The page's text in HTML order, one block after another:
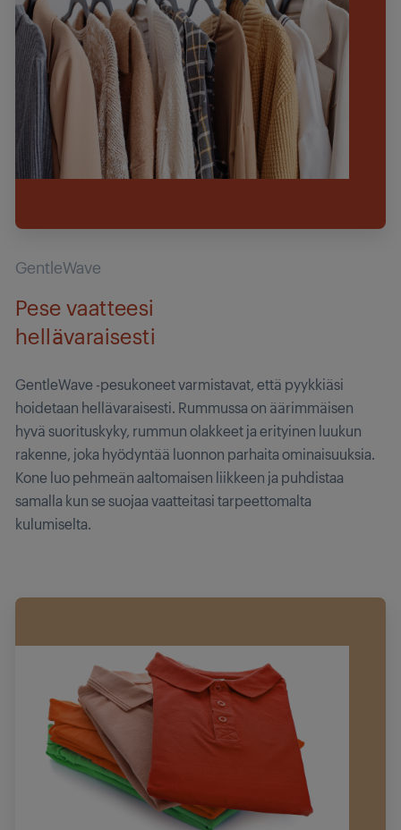
GentleWave
Pese vaatteesi
hellävaraisesti
GentleWave -pesukoneet varmistavat, että pyykkiäsi
hoidetaan hellävaraisesti. Rummussa on äärimmäisen
hyvä suorituskyky, rummun olakkeet ja erityinen luukun
rakenne, joka hyödyntää luonnon parhaita ominaisuuksia.
Kone luo pehmeän aaltomaisen liikkeen ja puhdistaa
samalla kun se suojaa vaatteitasi tarpeettomalta
kulumiselta.